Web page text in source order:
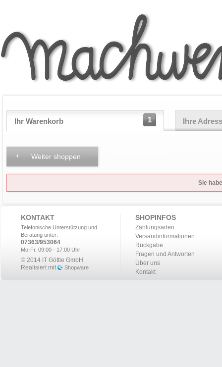
1
Ihr Warenkorb Ihre
Weiter shoppen
Sie
KONTAKT
Telefonische Unterstützung und
Beratung unter:
07363/953064
Mo-Fr, 09:00 - 17:00 Uhr
© 2014 IT Göttle GmbH
Realisiert mit
Shopware
SHOPINFOS
Zahlungsarten
Versandinformationen
Rückgabe
Fragen und Antworten
Über uns
Kontakt